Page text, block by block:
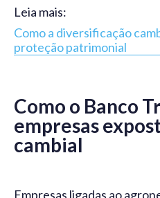
Leia mais:
Como a diversificação
proteção patrimonial
Como o Banco
empresas
cambial
Empresas ligadas ao